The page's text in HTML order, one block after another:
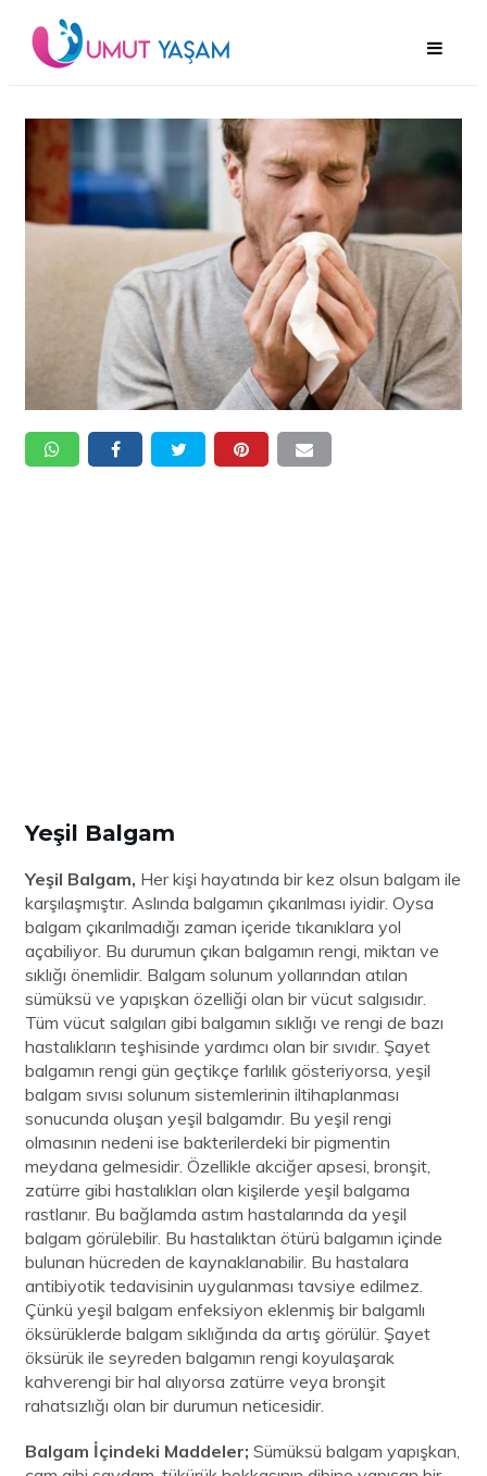
Yeşil Balgam
Yeşil Balgam, Her kişi hayatında bir kez olsun balgam ile
karşılaşmıştır. Aslında balgamın çıkarılması iyidir. Oysa
balgam çıkarılmadığı zaman içeride tıkanıklara yol
açabiliyor. Bu durumun çıkan balgamın rengi, miktarı ve
sıklığı önemlidir. Balgam solunum yollarından atılan
sümüksü ve yapışkan özelliği olan bir vücut salgısıdır.
Tüm vücut salgıları gibi balgamın sıklığı ve rengi de bazı
hastalıkların teşhisinde yardımcı olan bir sıvıdır. Şayet
balgamın rengi gün geçtikçe farlılık gösteriyorsa, yeşil
balgam sıvısı solunum sistemlerinin iltihaplanması
sonucunda oluşan yeşil balgamdır. Bu yeşil rengi
olmasının nedeni ise bakterilerdeki bir pigmentin
meydana gelmesidir. Özellikle akciğer apsesi, bronşit,
zatürre gibi hastalıkları olan kişilerde yeşil balgama
rastlanır. Bu bağlamda astım hastalarında da yeşil
balgam görülebilir. Bu hastalıktan ötürü balgamın içinde
bulunan hücreden de kaynaklanabilir. Bu hastalara
antibiyotik tedavisinin uygulanması tavsiye edilmez.
Çünkü yeşil balgam enfeksiyon eklenmiş bir balgamlı
öksürüklerde balgam sıklığında da artış görülür. Şayet
öksürük ile seyreden balgamın rengi koyulaşarak
kahverengi bir hal alıyorsa zatürre veya bronşit
rahatsızlığı olan bir durumun neticesidir.
Balgam İçindeki Maddeler; Sümüksü balgam yapışkan,